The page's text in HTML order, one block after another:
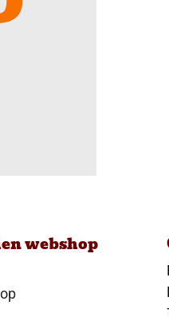
webshop